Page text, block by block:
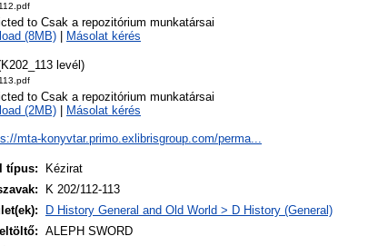
to Csak a repozitórium munkatársai
(8MB)
Másolat kérés
levél)
to Csak a repozitórium munkatársai
(2MB)
Másolat kérés
mta-konyvtar.primo.exlibrisgroup.com/perma...
típus:
Kézirat
K 202/112-113
D History General and Old World > D History (General)
ALEPH SWORD